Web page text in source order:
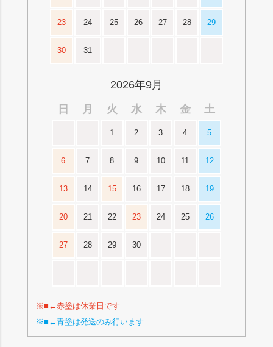
23 24 25 26 27 28 29
30 31
2026年9月
日
月 火 水 木 金 土
1 2 3 4 5
6 7 8 9 10 11 12
13 14 15 16 17 18 19
20 21 22 23 24 25 26
27 28 29 30
※■←赤塗は休業日です
※■←青塗は発送のみ行います